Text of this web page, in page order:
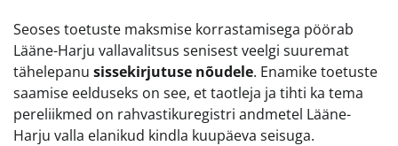
Seoses toetuste maksmise korrastamisega pöörab
Lääne-Harju vallavalitsus senisest veelgi suuremat
tähelepanu sissekirjutuse nõudele. Enamike toetuste
saamise eelduseks on see, et taotleja ja tihti ka tema
pereliikmed on rahvastikuregistri andmetel Lääne-
Harju valla elanikud kindla kuupäeva seisuga.